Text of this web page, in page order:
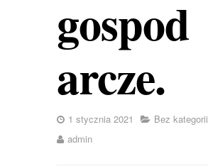
gospod
arcze.
1 stycznia 2021
Bez kategorii
admin